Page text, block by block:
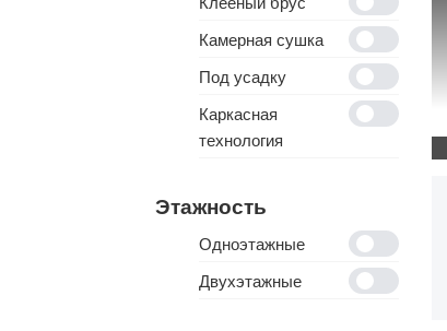
Камерная сушка
Под усадку
Каркасная
технология
Этажность
Одноэтажные
Двухэтажные